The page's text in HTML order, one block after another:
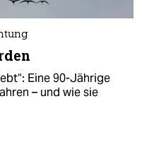
Eine 90-Jährige
– und wie sie